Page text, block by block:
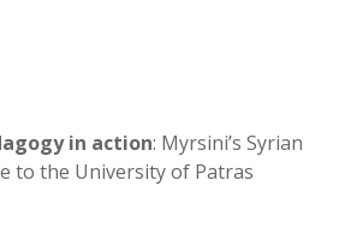
in action: Myrsini’s Syrian
to the University of Patras